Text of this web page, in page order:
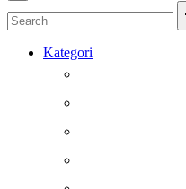
Kategori